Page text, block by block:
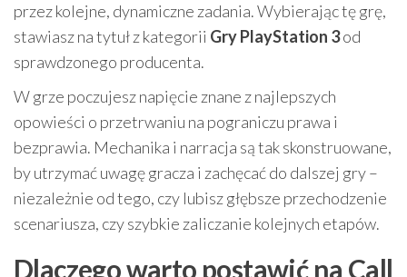
przez kolejne, dynamiczne zadania. Wybierając tę grę,
stawiasz na tytuł z kategorii Gry PlayStation 3od
sprawdzonego producenta.
W grze poczujesz napięcie znane z najlepszych
opowieści o przetrwaniu na pograniczu prawa i
bezprawia. Mechanika i narracja są tak skonstruowane,
by utrzymać uwagę gracza i zachęcać do dalszej gry –
niezależnie od tego, czy lubisz głębsze przechodzenie
scenariusza, czy szybkie zaliczanie kolejnych etapów.
Dlaczego warto postawić na Call